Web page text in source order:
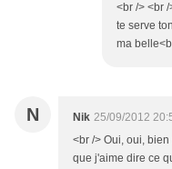
<br /> <br
te serve
ma
N Nik 25/09/2012
<br /> Oui, oui,
que j'aime dire ce